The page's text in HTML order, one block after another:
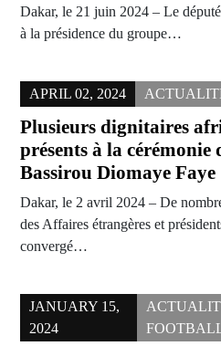
Dakar, le 21 juin 2024 – Le
à la présidence du groupe…
APRIL 02, 2024
Plusieurs dignitaires
présents à la cérémonie
Bassirou Diomaye Faye
Dakar, le 2 avril 2024 – De
des Affaires étrangères et
convergé…
JANUARY 15,
2024